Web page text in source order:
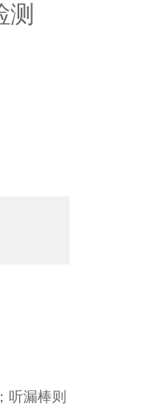
听漏棒则